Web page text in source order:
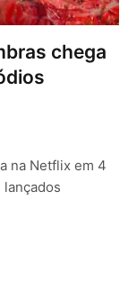
chega
na Netflix em 4